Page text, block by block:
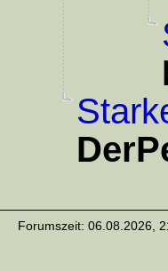
Forumszeit: 06.08.2026,